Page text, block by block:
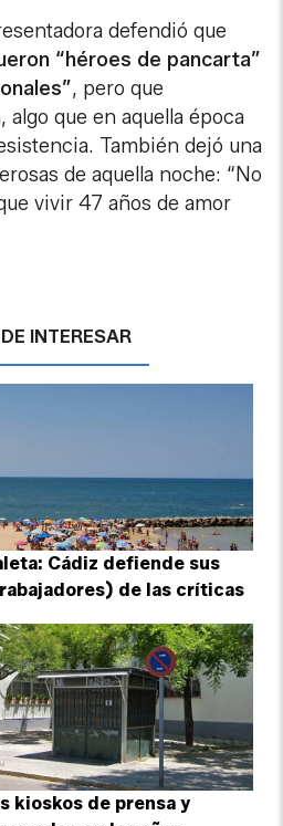
defendió que
“héroes de pancarta”
, pero que
que en aquella época
También dejó una
de aquella noche: “No
vivir 47 años de amor
INTERESAR
Cádiz defiende sus
de las críticas
kioskos de prensa y